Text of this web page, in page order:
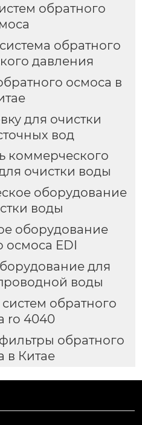
обратного
обратного
давления
осмоса в
для очистки
вод
коммерческого
очистки воды
оборудование
воды
оборудование
осмоса EDI
для
воды
обратного
ro 4040
обратного
в Китае